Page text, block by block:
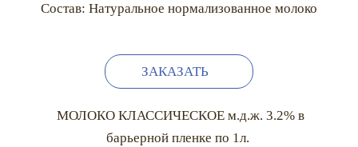
Состав: Натуральное нормализованное молоко
ЗАКАЗАТЬ
МОЛОКО КЛАССИЧЕСКОЕ м.д.ж. 3.2% в
барьерной пленке по 1л.